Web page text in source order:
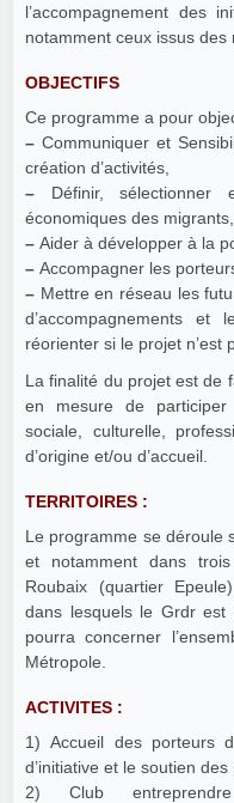
l’accompagnement des
notamment ceux issus des
OBJECTIFS
Ce programme a pour
– Communiquer et
création d’activités,
– Définir, sélectionner
économiques des migrants,
– Aider à développer à la
– Accompagner les
– Mettre en réseau les
d’accompagnements et
réorienter si le projet n’est
La finalité du projet est de
en mesure de
sociale, culturelle,
d’origine et/ou d’accueil.
TERRITOIRES :
Le programme se déroule
et notamment dans
Roubaix (quartier
dans lesquels le Grdr
pourra concerner
Métropole.
ACTIVITES :
1) Accueil des porteurs
d’initiative et le soutien
2) Club